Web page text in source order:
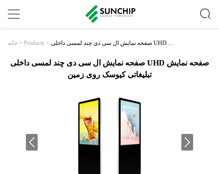
خانه > Products > صفحه نمایش ال سی دی چند لمسی داخلی UHD صف
حه نمایش تبلیغاتی کیوسک روی زمین
صفحه نمایش ال سی دی چند لمسی داخلی UHD صفحه نمایش
تبلیغاتی کیوسک روی زمین